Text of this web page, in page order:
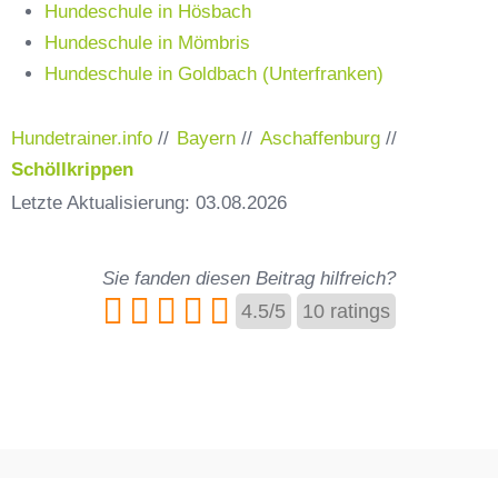
Hundeschule in Hösbach
Hundeschule in Mömbris
Hundeschule in Goldbach (Unterfranken)
Hundetrainer.info // Bayern // Aschaffenburg //
Schöllkrippen
Letzte Aktualisierung: 03.08.2026
Sie fanden diesen Beitrag hilfreich?
4.5/5 10 ratings